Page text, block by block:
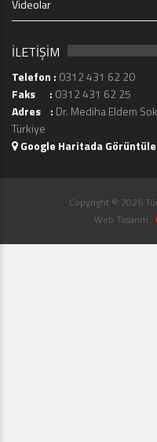
Videolar
İLETİŞİM
Telefon : 0312 431 62 20
Faks : 0312 431 62 25
Adres : Dr. Mediha Eldem
Türkiye
Google Haritada Görüntüle
Copyright © 2026
Web Tasarım :